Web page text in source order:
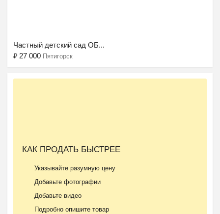
Частный детский сад ОБ...
₽ 27 000 Пятигорск
КАК ПРОДАТЬ БЫСТРЕЕ
Указывайте разумную цену
Добавьте фотографии
Добавьте видео
Подробно опишите товар